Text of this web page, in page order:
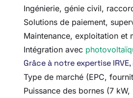
Ingénierie, génie civil,
Solutions de paiement,
Maintenance, exploitation et
Intégration avec
Grâce à notre expertise
Type de marché (EPC,
Puissance des bornes (7